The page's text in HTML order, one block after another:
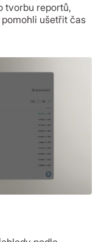
tvorbu reportů,
ušetřit čas